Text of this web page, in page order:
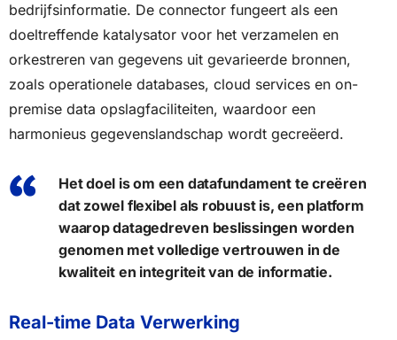
bedrijfsinformatie. De connector fungeert als een
doeltreffende katalysator voor het verzamelen en
orkestreren van gegevens uit gevarieerde bronnen,
zoals operationele databases, cloud services en on-
premise data opslagfaciliteiten, waardoor een
harmonieus gegevenslandschap wordt gecreëerd.
Het doel is om een datafundament te creëren
dat zowel flexibel als robuust is, een platform
waarop datagedreven beslissingen worden
genomen met volledige vertrouwen in de
kwaliteit en integriteit van de informatie.
Real-time Data Verwerking